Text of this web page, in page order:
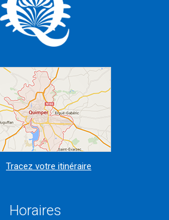
Tracez votre itinéraire
Horaires